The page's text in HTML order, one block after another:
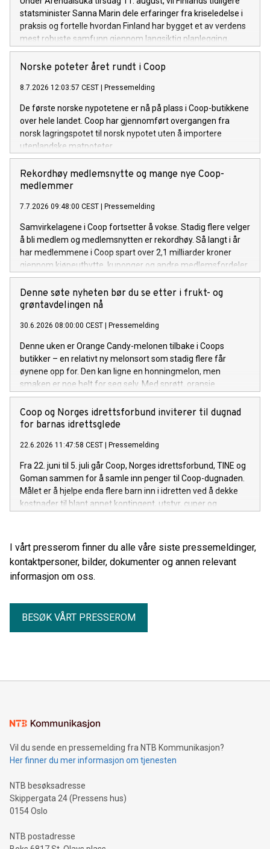
statsminister Sanna Marin dele erfaringer fra kriseledelse i
praksis og fortelle hvordan Finland har bygget et av verdens
mest robuste samfunn gjennom langsiktig planlegging,
samarbeid mellom offentlig og privat sektor og en sterk
beredskapskultur.
Norske poteter året rundt i Coop
8.7.2026 12:03:57 CEST | Pressemelding
De første norske nypotetene er nå på plass i Coop-butikkene
over hele landet. Coop har gjennomført overgangen fra
norsk lagringspotet til norsk nypotet uten å importere
utenlandske matpoteter.
Rekordhøy medlemsnytte og mange nye Coop-
medlemmer
7.7.2026 09:48:00 CEST | Pressemelding
Samvirkelagene i Coop fortsetter å vokse. Stadig flere velger
å bli medlem og medlemsnytten er rekordhøy. Så langt i år
har medlemmene i Coop spart over 2,1 milliarder kroner
gjennom kjøpeutbytte, kuponger og andre medlemsfordeler.
Denne søte nyheten bør du se etter i frukt- og
grøntavdelingen nå
30.6.2026 08:00:00 CEST | Pressemelding
Denne uken er Orange Candy-melonen tilbake i Coops
butikker – en relativt ny melonsort som stadig flere får
øynene opp for. Den kan ligne en honningmelon, men
smaken er noe helt for seg selv. Med sprøtt, oransje
fruktkjøtt og en frisk, naturlig sødme, kan den fort bli en
sommerfavoritt for flere.
Coop og Norges idrettsforbund inviterer til dugnad
for barnas idrettsglede
22.6.2026 11:47:58 CEST | Pressemelding
Fra 22. juni til 5. juli går Coop, Norges idrettsforbund, TINE og
Goman sammen for å samle inn penger til Coop-dugnaden.
Målet er å hjelpe enda flere barn inn i idretten ved å dekke
kostnader til blant annet kontingent, utstyr, cuper og
I vårt presserom finner du alle våre siste pressemeldinger,
kontaktpersoner, bilder, dokumenter og annen relevant
informasjon om oss.
BESØK VÅRT PRESSEROM
Vil du sende en pressemelding fra NTB Kommunikasjon?
Her finner du mer informasjon om tjenesten
NTB besøksadresse
Skippergata 24 (Pressens hus)
0154 Oslo
NTB postadresse